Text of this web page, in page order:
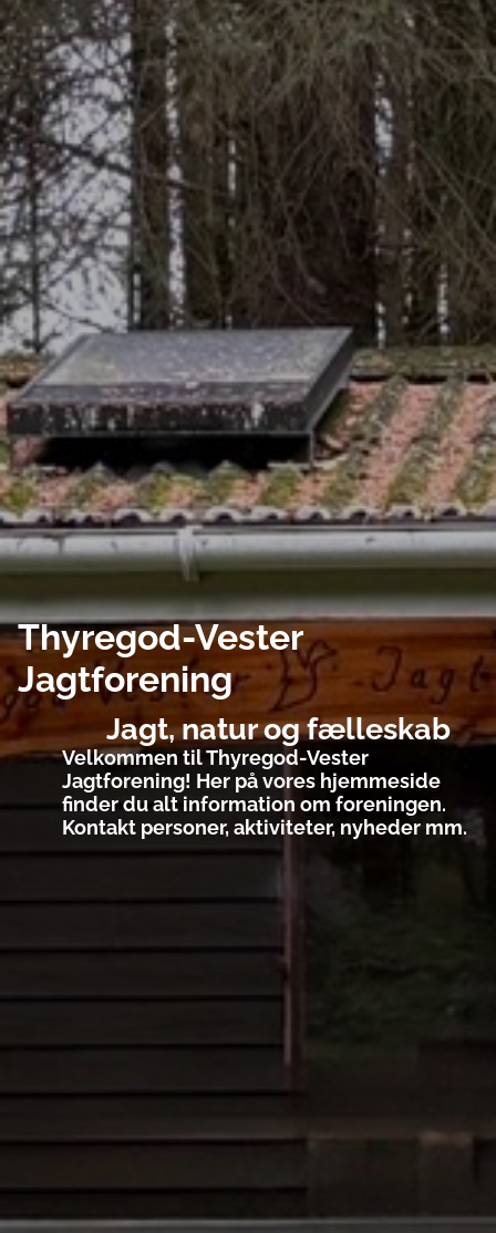
Thyregod-Vester
Jagtforening
Jagt, natur og fælleskab
Velkommen til Thyregod-Vester
Jagtforening! Her på vores hjemmeside
finder du alt information om foreningen.
Kontakt personer, aktiviteter, nyheder mm.